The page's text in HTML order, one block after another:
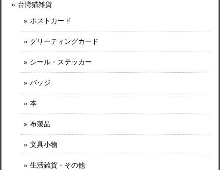
台湾猫雑貨
ポストカード
グリーティングカード
シール・ステッカー
バッジ
本
布製品
文具小物
生活雑貨・その他